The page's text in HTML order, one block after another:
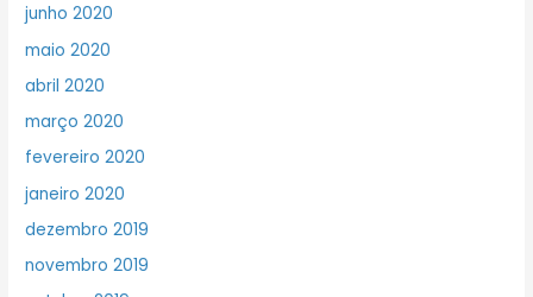
junho 2020
maio 2020
abril 2020
março 2020
fevereiro 2020
janeiro 2020
dezembro 2019
novembro 2019